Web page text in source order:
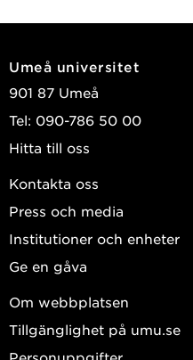
Umeå universitet
901 87 Umeå
Tel: 090-786 50 00
Hitta till oss
Kontakta oss
Press och media
Institutioner och enheter
Ge en gåva
Om webbplatsen
Tillgänglighet på umu.se